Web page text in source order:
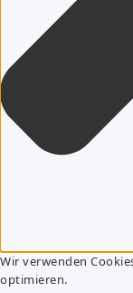
Wir verwenden
optimieren.